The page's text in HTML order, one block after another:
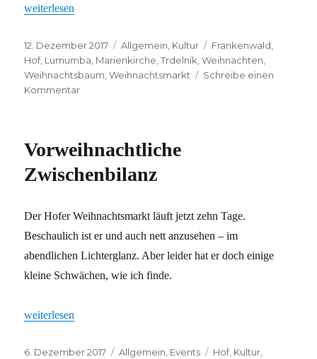
„Eine Idee!“
weiterlesen
Veröffentlicht
am
12. Dezember 2017 Kategorien
Allgemein Kultur Schlagwörter
Frankenwald
Hof, Lumumba Marienkirche ,Trdelník ,Weihnachten
Weihnachtsbaum ,Weihnachtsmarkt
Schreibe einen
Kommentarzu
Vorweihnachtliche
Zwischenbilanz
Der Hofer Weihnachtsmarkt läuft jetzt zehn Tage.
Beschaulich ist er und auch nett anzusehen – im
abendlichen Lichterglanz. Aber leider hat er doch einige
kleine Schwächen, wie ich finde.
„Vorweihnachtliche Zwischenbilanz“
weiterlesen
Veröffentlicht
6. Dezember 2017 Kategorien
Allgemein Events Schlagwörter
Hof, Kultur